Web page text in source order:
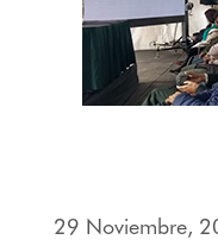
29 Noviembre,